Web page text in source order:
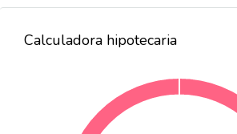
Calculadora hipotecaria